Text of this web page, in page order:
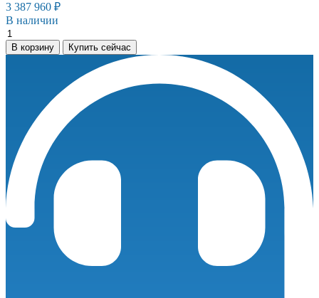
3 387 960 ₽
В наличии
Винтовой
компрессор
ЗИФ-
количество
В корзину Купить сейчас